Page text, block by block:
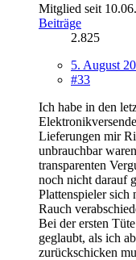
Mitglied seit
Beiträge
2.825
5. August
#33
Ich habe in den
Lieferungen mir
unbrauchbar
transparenten
noch nicht darauf
Plattenspieler sich
Rauch
Bei der ersten
geglaubt, als ich
zurückschicken